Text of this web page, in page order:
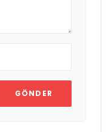
GÖNDER